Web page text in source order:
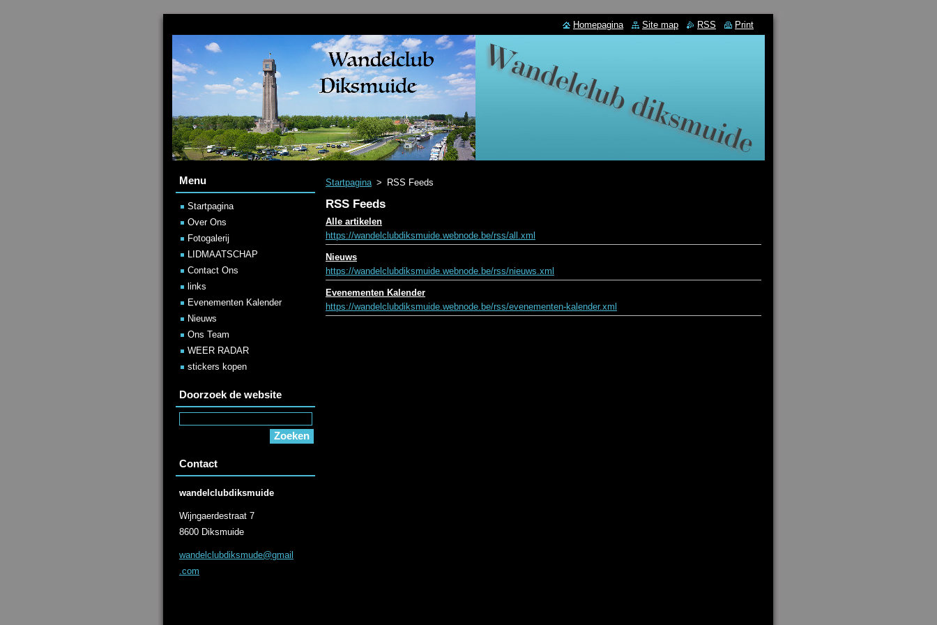
Startpagina > RSS Feeds
RSS Feeds
Alle artikelen
https://wandelclubdiksmuide.webnode.be/rss/all.xml
Nieuws
https://wandelclubdiksmuide.webnode.be/rss/nieuws.xml
Evenementen Kalender
https://wandelclubdiksmuide.webnode.be/rss/evenementen-kalender.xml
Menu
Startpagina
Over Ons
Fotogalerij
LIDMAATSCHAP
Contact Ons
links
Evenementen Kalender
Nieuws
Ons Team
WEER RADAR
stickers kopen
Doorzoek de website
Contact
wandelclubdiksmuide
Wijngaerdestraat 7
8600 Diksmuide
wandelcl ubdiksmude@gmail
.com
Homepagina Site map RSS Print